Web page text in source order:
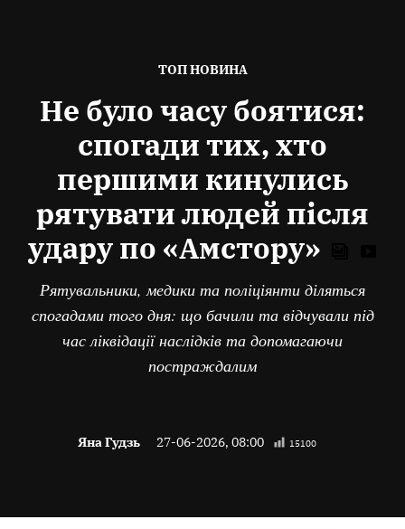
ОПУБЛІКОВАНО
ТОП НОВИНА
Не було часу боятися:
спогади тих, хто
першими кинулись
рятувати людей після
удару по «Амстору»
Рятувальники, медики та поліціянти діляться
спогадами того дня: що бачили та відчували під
час ліквідації наслідків та допомагаючи
постраждалим
Яна Гудзь 27-06-2026, 08:00 15100